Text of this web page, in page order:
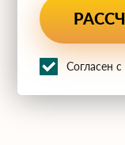
Согласен с